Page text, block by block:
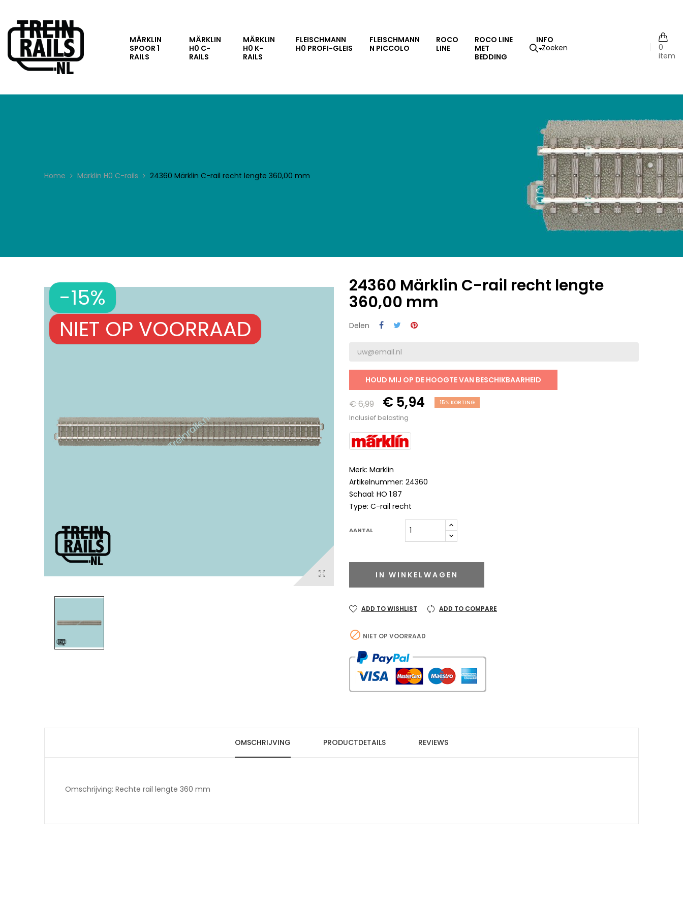
MÄRKLIN
SPOOR 1
RAILS
MÄRKLIN
H0 C-
RAILS
MÄRKLIN
H0 K-
RAILS
FLEISCHMANN
H0 PROFI-GLEIS
FLEISCHMANN
N PICCOLO
ROCO
LINE
ROCO LINE
MET
BEDDING
INFO
0
item
Home Märklin H0 C-rails 24360 Märklin C-rail recht lengte 360,00 mm
-15%
NIET OP VOORRAAD
24360 Märklin C-rail recht lengte
360,00 mm
Delen
HOUD MIJ OP DE HOOGTE VAN BESCHIKBAARHEID
€ 6,99 € 5,94 15% KORTING
Inclusief belasting
Merk: Marklin
Artikelnummer: 24360
Schaal: HO 1:87
Type: C-rail recht
AANTAL
IN WINKELWAGEN
ADD TO WISHLIST ADD TO COMPARE
 NIET OP VOORRAAD
OMSCHRIJVING PRODUCTDETAILS REVIEWS
Omschrijving: Rechte rail lengte 360 mm